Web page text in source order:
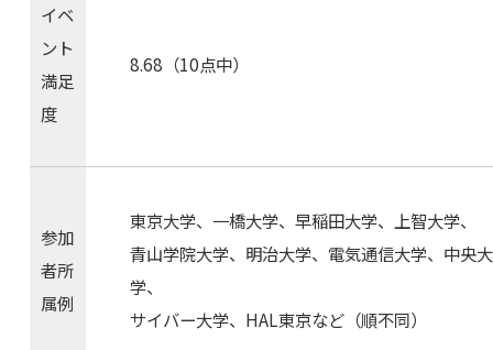
イベ
ント
満足
度
8.68（10点中）
参加
者所
属例
東京大学、一橋大学、早稲田大学、上智大学、
青山学院大学、明治大学、電気通信大学、中央大
学、
サイバー大学、HAL東京など（順不同）